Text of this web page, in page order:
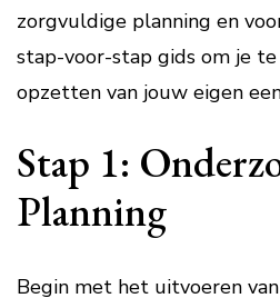
zorgvuldige planning en
stap-voor-stap gids om je
opzetten van jouw eigen
Stap 1:
Planning
Begin met het uitvoeren